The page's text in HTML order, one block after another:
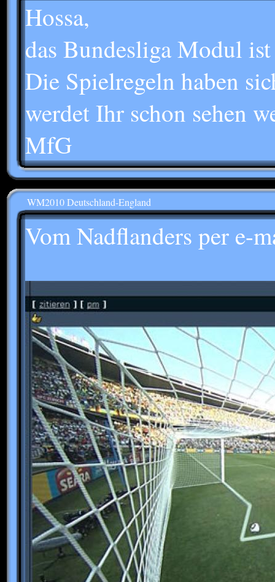
Hossa,
das Bundesliga Modul
Die Spielregeln haben
werdet Ihr schon sehen
MfG
WM2010 Deutschland-England
Vom Nadflanders per e-